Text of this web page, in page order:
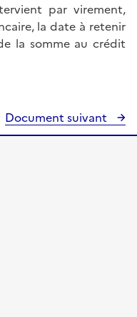
par virement,
la date à retenir
la somme au crédit
Document suivant